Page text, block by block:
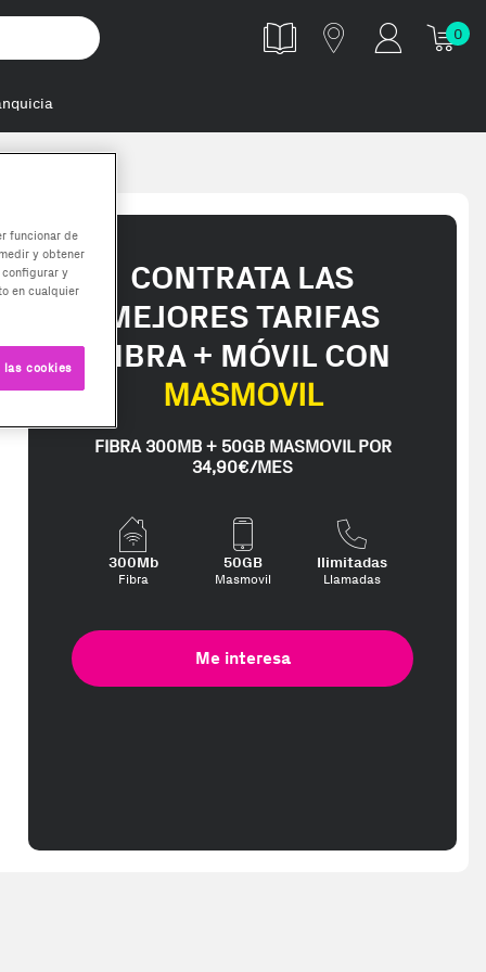
0
CONTRATA LAS
MEJORES TARIFAS
FIBRA + MÓVIL CON
MASMOVIL
FIBRA 300MB + 50GB MASMOVIL POR
34,90€/MES
300Mb
Fibra
50GB
Masmovil
Ilimitadas
Llamadas
Me interesa
funcionar de
y obtener
y
en cualquier
cookies